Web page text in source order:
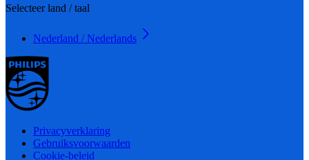
Selecteer land / taal
Nederland / Nederlands
Privacyverklaring
Gebruiksvoorwaarden
Cookie-beleid